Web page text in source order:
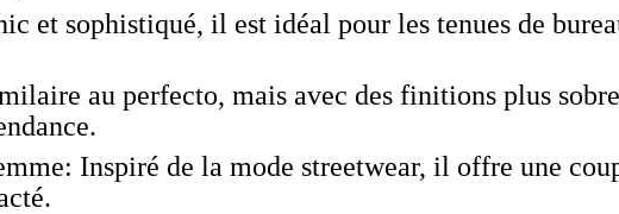
et sophistiqué, il est idéal pour les tenues de
au perfecto, mais avec des finitions plus
: Inspiré de la mode streetwear, il offre une